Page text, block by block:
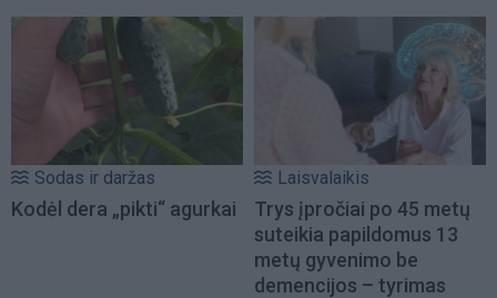
Sodas ir daržas
Kodėl dera „pikti“ agurkai
Laisvalaikis
Trys įpročiai po 45 metų
suteikia papildomus 13
metų gyvenimo be
demencijos – tyrimas